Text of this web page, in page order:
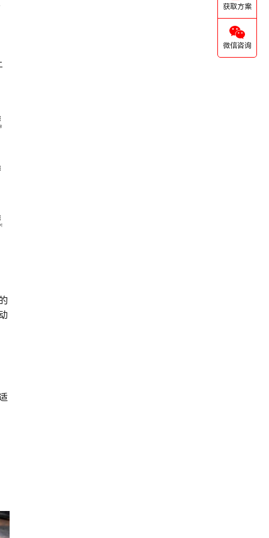
获取方案
微信咨询